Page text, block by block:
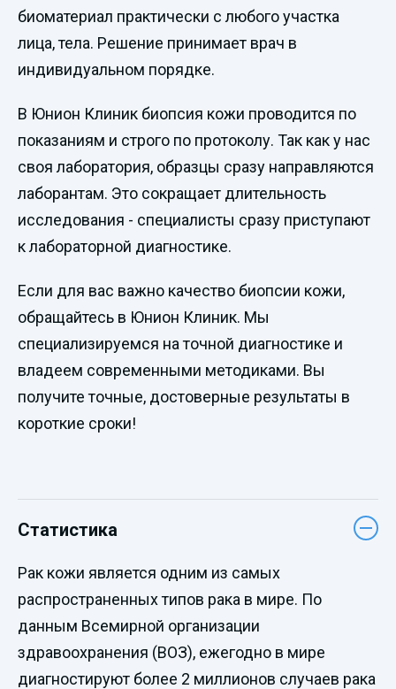
биоматериал практически с любого участка
лица, тела. Решение принимает врач в
индивидуальном порядке.
В Юнион Клиник биопсия кожи проводится по
показаниям и строго по протоколу. Так как у нас
своя лаборатория, образцы сразу направляются
лаборантам. Это сокращает длительность
исследования - специалисты сразу приступают
к лабораторной диагностике.
Если для вас важно качество биопсии кожи,
обращайтесь в Юнион Клиник. Мы
специализируемся на точной диагностике и
владеем современными методиками. Вы
получите точные, достоверные результаты в
короткие сроки!
Статистика
Рак кожи является одним из самых
распространенных типов рака в мире. По
данным Всемирной организации
здравоохранения (ВОЗ), ежегодно в мире
диагностируют более 2 миллионов случаев рака